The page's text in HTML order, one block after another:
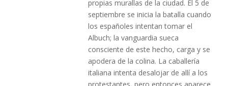
propias murallas de la ciudad. El 5 de
septiembre se inicia la batalla cuando
los españoles intentan tomar el
Albuch; la vanguardia sueca
consciente de este hecho, carga y se
apodera de la colina. La caballería
italiana intenta desalojar de allí a los